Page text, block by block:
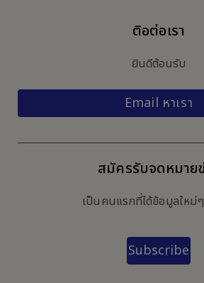
ติอต่อเรา
ยินดีต้อนรับ
Email หาเรา
สมัครรับจดหมาย
เป็นคนแรกที่ได้ข้อมูลใหม่ๆ
Subscribe